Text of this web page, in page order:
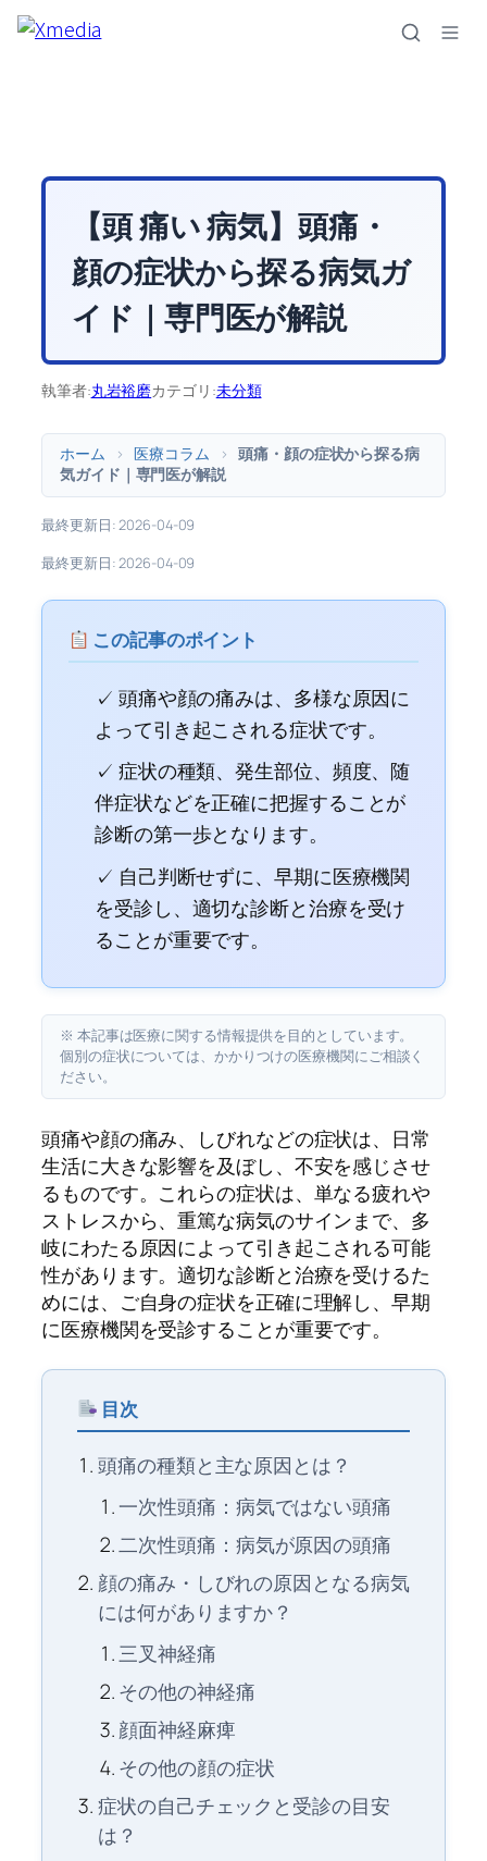
内
【頭 痛い 病気】頭痛・
顔の症状から探る病気ガ
イド｜専門医が解説
執筆者:丸岩裕磨カテゴリ:未分類
ホーム > 医療コラム >
頭痛・顔の症状から探る病
気ガイド｜専門医が解説
最終更新日: 2026-04-09
最終更新日: 2026-04-09
この記事のポイント
✓ 頭痛や顔の痛みは、多様な原因に
よって引き起こされる症状です。
✓ 症状の種類、発生部位、頻度、随
伴症状などを正確に把握することが
診断の第一歩となります。
✓ 自己判断せずに、早期に医療機関
を受診し、適切な診断と治療を受け
ることが重要です。
※ 本記事は医療に関する情報提供を目的としています。
個別の症状については、かかりつけの医療機関にご相談く
ださい。
頭痛や顔の痛み、しびれなどの症状は、日常
生活に大きな影響を及ぼし、不安を感じさせ
るものです。これらの症状は、単なる疲れや
ストレスから、重篤な病気のサインまで、多
岐にわたる原因によって引き起こされる可能
性があります。適切な診断と治療を受けるた
めには、ご自身の症状を正確に理解し、早期
に医療機関を受診することが重要です。
目次
頭痛の種類と主な原因とは？
一次性頭痛：病気ではない頭痛
二次性頭痛：病気が原因の頭痛
顔の痛み・しびれの原因となる病気
には何がありますか？
三叉神経痛
その他の神経痛
顔面神経麻痺
その他の顔の症状
症状の自己チェックと受診の目安
は？